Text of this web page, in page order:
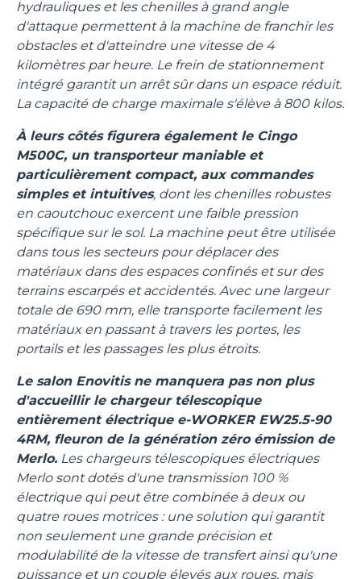
hydrauliques et les chenilles à grand angle
d'attaque permettent à la machine de franchir les
obstacles et d'atteindre une vitesse de 4
kilomètres par heure. Le frein de stationnement
intégré garantit un arrêt sûr dans un espace réduit.
La capacité de charge maximale s'élève à 800 kilos.
À leurs côtés figurera également le Cingo
M500C, un transporteur maniable et
particulièrement compact, aux commandes
simples et intuitives, dont les chenilles robustes
en caoutchouc exercent une faible pression
spécifique sur le sol. La machine peut être utilisée
dans tous les secteurs pour déplacer des
matériaux dans des espaces confinés et sur des
terrains escarpés et accidentés. Avec une largeur
totale de 690 mm, elle transporte facilement les
matériaux en passant à travers les portes, les
portails et les passages les plus étroits.
Le salon Enovitis ne manquera pas non plus
d'accueillir le chargeur télescopique
entièrement électrique e-WORKER EW25.5-90
4RM, fleuron de la génération zéro émission de
Merlo. Les chargeurs télescopiques électriques
Merlo sont dotés d'une transmission 100 %
électrique qui peut être combinée à deux ou
quatre roues motrices : une solution qui garantit
non seulement une grande précision et
modulabilité de la vitesse de transfert ainsi qu'une
puissance et un couple élevés aux roues, mais